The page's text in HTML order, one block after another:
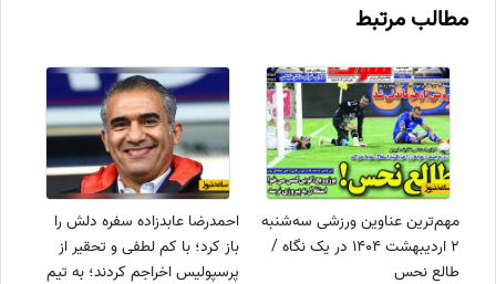
مطالب مرتبط
مهم‌ترین عناوین ورزشی سه‌شنبه
2 اردیبهشت 1404 در یک نگاه /
طالع نحس
احمدرضا عابدزاده سفره دلش را
باز کرد؛ با کم لطفی و تحقیر از
پرسپولیس اخراجم کردند؛ به تیم